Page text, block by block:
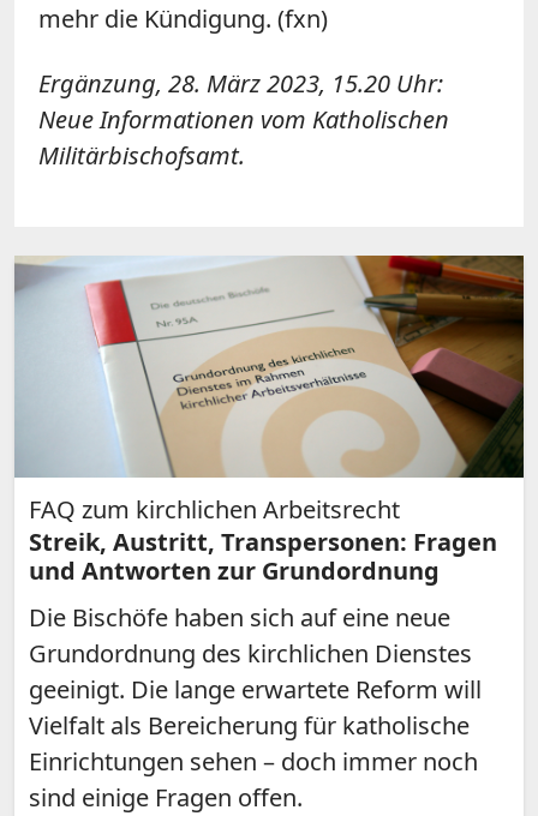
mehr die Kündigung. (fxn)
Ergänzung, 28. März 2023, 15.20 Uhr:
Neue Informationen vom Katholischen
Militärbischofsamt.
FAQ zum kirchlichen Arbeitsrecht
Streik, Austritt, Transpersonen: Fragen
und Antworten zur Grundordnung
Die Bischöfe haben sich auf eine neue
Grundordnung des kirchlichen Dienstes
geeinigt. Die lange erwartete Reform will
Vielfalt als Bereicherung für katholische
Einrichtungen sehen – doch immer noch
sind einige Fragen offen.